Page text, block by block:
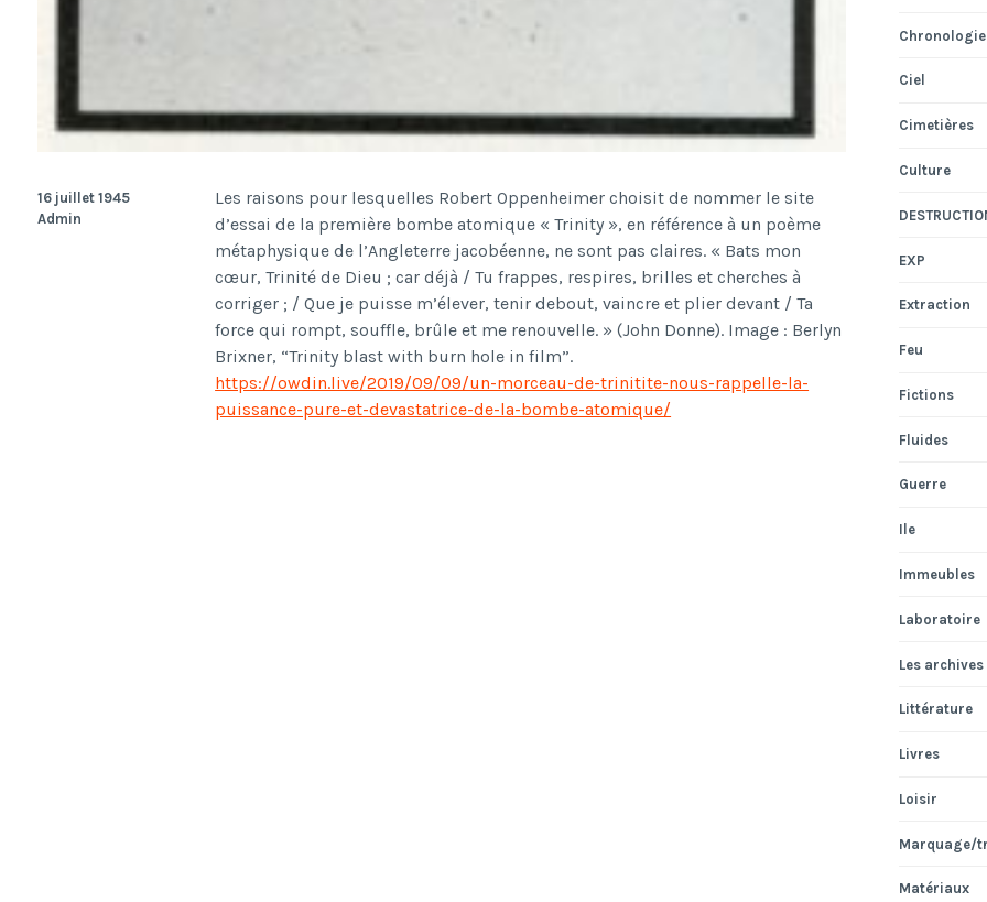
Les raisons pour lesquelles Robert Oppenheimer choisit de nommer le site
d’essai de la première bombe atomique «Trinity », en référenceà un poème
métaphysique de l’Angleterre jacobéenne, ne sont pas claires. « Bats mon
cœur, Trinitéde Dieu ; car déjà / Tu frappes, respires, brilles et cherchesà
corriger ; / Que je puisse m’élever, tenir debout, vaincre et plier devant / Ta
force qui rompt, souffle, brûle et me renouvelle. » (John Donne). Image : Berlyn
Brixner, “Trinity blast with burn hole in film”.
https://owdin.live/2019/09/09/un-morceau-de-trinitite-nous-rappelle-la-
puissance-pure-et-devastatrice-de-la-bombe-atomique/
16 juillet 1945
Admin
Ciel
Cimetières
Culture
EXP
Extraction
Feu
Fictions
Fluides
Guerre
Ile
Immeubles
Laboratoire
Les archives
Littérature
Livres
Loisir
Marquage/
Matériaux